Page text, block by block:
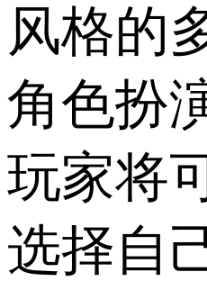
风格的
角色扮
玩家将
选择自